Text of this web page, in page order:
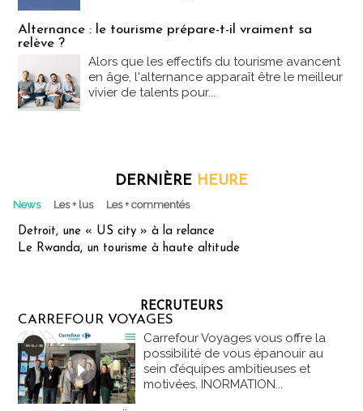
Alternance : le tourisme prépare-t-il vraiment sa
relève ?
Alors que les effectifs du tourisme avancent
en âge, l'alternance apparaît être le meilleur
vivier de talents pour...
DERNIÈRE HEURE
News Les + lus Les + commentés
Detroit, une « US city » à la relance
Le Rwanda, un tourisme à haute altitude
RECRUTEURS
CARREFOUR VOYAGES
Carrefour Voyages vous offre la
possibilité de vous épanouir au
sein d’équipes ambitieuses et
motivées. INORMATION...